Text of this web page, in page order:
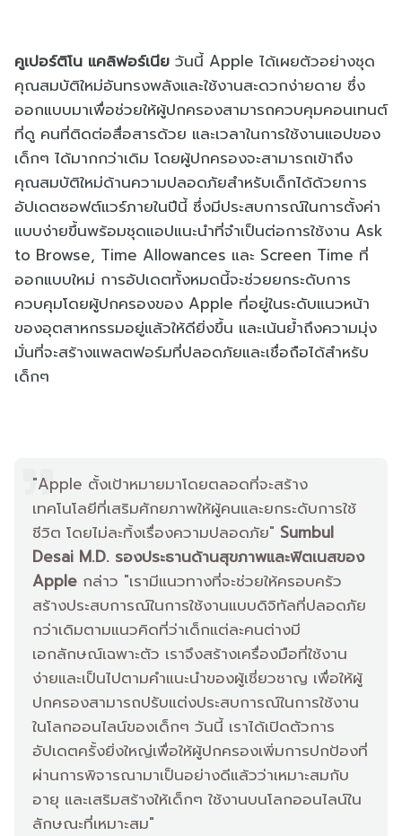
คูเปอร์ติโน แคลิฟอร์เนีย วันนี้ Apple ได้เผยตัวอย่างชุด
คุณสมบัติใหม่อันทรงพลังและใช้งานสะดวกง่ายดาย ซึ่ง
ออกแบบมาเพื่อช่วยให้ผู้ปกครองสามารถควบคุมคอนเทนต์
ที่ดู คนที่ติดต่อสื่อสารด้วย และเวลาในการใช้งานแอปของ
เด็กๆ ได้มากกว่าเดิม โดยผู้ปกครองจะสามารถเข้าถึง
คุณสมบัติใหม่ด้านความปลอดภัยสำหรับเด็กได้ด้วยการ
อัปเดตซอฟต์แวร์ภายในปีนี้ ซึ่งมีประสบการณ์ในการตั้งค่า
แบบง่ายขึ้นพร้อมชุดแอปแนะนำที่จำเป็นต่อการใช้งาน Ask
to Browse, Time Allowances และ Screen Time ที่
ออกแบบใหม่ การอัปเดตทั้งหมดนี้จะช่วยยกระดับการ
ควบคุมโดยผู้ปกครองของ Apple ที่อยู่ในระดับแนวหน้า
ของอุตสาหกรรมอยู่แล้วให้ดียิ่งขึ้น และเน้นย้ำถึงความมุ่ง
มั่นที่จะสร้างแพลตฟอร์มที่ปลอดภัยและเชื่อถือได้สำหรับ
เด็กๆ
"Apple ตั้งเป้าหมายมาโดยตลอดที่จะสร้าง
เทคโนโลยีที่เสริมศักยภาพให้ผู้คนและยกระดับการใช้
ชีวิต โดยไม่ละทิ้งเรื่องความปลอดภัย" Sumbul
Desai M.D. รองประธานด้านสุขภาพและฟิตเนสของ
Apple กล่าว "เรามีแนวทางที่จะช่วยให้ครอบครัว
สร้างประสบการณ์ในการใช้งานแบบดิจิทัลที่ปลอดภัย
กว่าเดิมตามแนวคิดที่ว่าเด็กแต่ละคนต่างมี
เอกลักษณ์เฉพาะตัว เราจึงสร้างเครื่องมือที่ใช้งาน
ง่ายและเป็นไปตามคำแนะนำของผู้เชี่ยวชาญ เพื่อให้ผู้
ปกครองสามารถปรับแต่งประสบการณ์ในการใช้งาน
ในโลกออนไลน์ของเด็กๆ วันนี้ เราได้เปิดตัวการ
อัปเดตครั้งยิ่งใหญ่เพื่อให้ผู้ปกครองเพิ่มการปกป้องที่
ผ่านการพิจารณามาเป็นอย่างดีแล้วว่าเหมาะสมกับ
อายุ และเสริมสร้างให้เด็กๆ ใช้งานบนโลกออนไลน์ใน
ลักษณะที่เหมาะสม"